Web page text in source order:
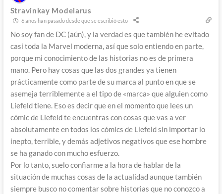
Stravinkay Modelarus
6 años han pasado desde que se escribió esto
No soy fan de DC (aún), y la verdad es que también he evitado
casi toda la Marvel moderna, así que solo entiendo en parte,
porque mi conocimiento de las historias no es de primera
mano. Pero hay cosas que las dos grandes ya tienen
prácticamente como parte de su marca al punto en que se
asemeja terriblemente a el tipo de «marca» que alguien como
Liefeld tiene. Eso es decir que en el momento que lees un
cómic de Liefeld te encuentras con cosas que vas a ver
absolutamente en todos los cómics de Liefeld sin importar lo
inepto, terrible, y demás adjetivos negativos que ese hombre
se ha ganado con mucho esfuerzo.
Por lo tanto, suelo confiarme a la hora de hablar de la
situación de muchas cosas de la actualidad aunque también
siempre busco no comentar sobre historias que no conozco a